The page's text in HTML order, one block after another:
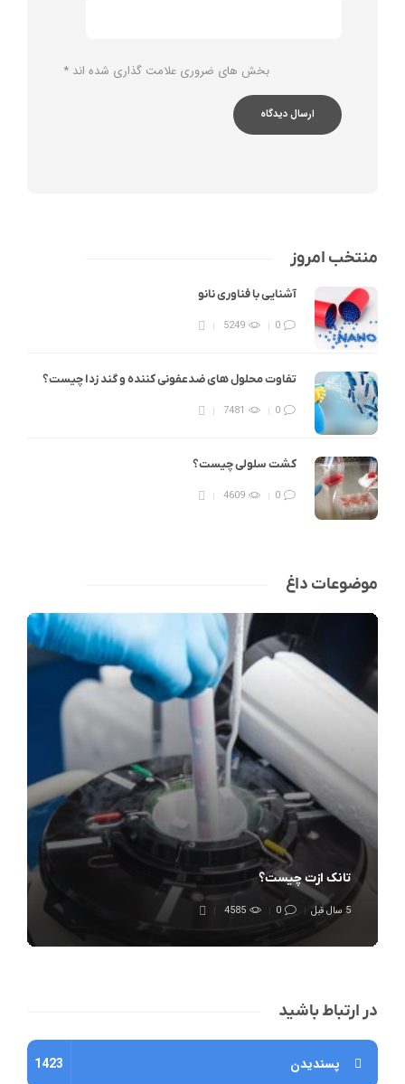
بخش های ضروری علامت گذاری شده اند *
منتخب امروز
آشنایی با فناوری نانو
0
5249
تفاوت محلول های ضدعفونی کننده و گند زدا چیست؟
0
7481
کشت سلولی چیست؟
0
4609
موضوعات داغ
تانک ازت چیست؟
5 سال قبل 0
4585
در ارتباط باشید
پسندیدن 1423